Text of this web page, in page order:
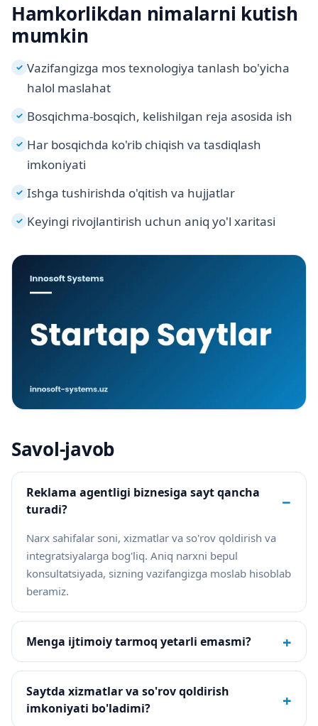
Hamkorlikdan nimalarni kutish
mumkin
✓ Vazifangizga mos texnologiya tanlash bo'yicha
halol maslahat
✓ Bosqichma-bosqich, kelishilgan reja asosida ish
✓ Har bosqichda ko'rib chiqish va tasdiqlash
imkoniyati
✓ Ishga tushirishda o'qitish va hujjatlar
✓ Keyingi rivojlantirish uchun aniq yo'l xaritasi
Savol-javob
Reklama agentligi biznesiga sayt qancha
turadi?
−
Narx sahifalar soni, xizmatlar va so'rov qoldirish va
integratsiyalarga bog'liq. Aniq narxni bepul
konsultatsiyada, sizning vazifangizga moslab hisoblab
beramiz.
Menga ijtimoiy tarmoq yetarli emasmi? +
Saytda xizmatlar va so'rov qoldirish
imkoniyati bo'ladimi?
+